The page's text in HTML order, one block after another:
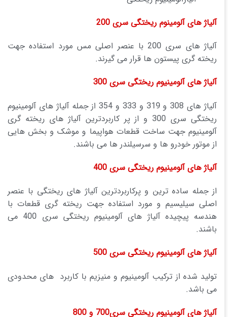
آلیاژ های آلومینوم ریختگی سری 200
آلیاژ های سری 200 با عنصر اصلی مس مورد استفاده جهت
ریخته گری پیستون ها قرار می گیرند.
آلیاژ های آلومینیوم ریختگی سری 300
آلیاژ های 308 و 319 و 333 و 354 از جمله آلیاژ های آلومینیوم
ریختگی سری 300 و از پر کاربردترین آلیاژ های ریخته گری
آلومینیوم جهت ساخت قطعات هواپیما و موشک و بخش هایی
از موتور خودرو ها و سرسیلندر ها می باشند.
آلیاژ های آلومینیوم ریختگی سری 400
از جمله ساده ترین و پرکاربردترین آلیاژ های ریختگی با عنصر
اصلی سیلیسیم و مورد استفاده جهت ریخته گری قطعات با
هندسه پیچیده آلیاژ های آلومینیوم ریختگی سری 400 می
باشند.
آلیاژ های آلومینیوم ریختگی سری 500
تولید شده از ترکیب آلومینیوم و منیزیم با کاربرد های محدودی
می باشد.
آلیاژ های آلومینیوم ریختگی سری700 و 800